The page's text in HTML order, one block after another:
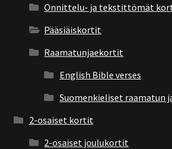
Onnittelu- ja tekstittömät
Pääsiäiskortit
Raamatunjaekortit
English Bible verses
Suomenkieliset raamatun
2-osaiset kortit
2-osaiset joulukortit